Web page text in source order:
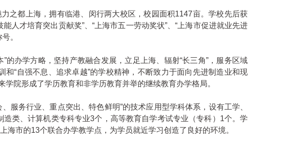
都上海，拥有临港、闵行两大校区，校园面积1147亩。学校先后获
人才培育突出贡献奖”、“上海市五一劳动奖状”、“上海市促进就业先进
。
办学方略，坚持产教融合发展，立足上海、辐射“长三角”，服务区域
和“自强不息、追求卓越”的学校精神，不断致力于面向先进制造业和现
院形成了学历教育和非学历教育并举的继续教育办学格局。
务行业、重点突出、特色鲜明”的技术应用型学科体系，设有工学、
类、计算机类专科专业3个，高等教育自学考试专业（专科）1个。学
海市的13个联合办学教学点，为学员就近学习创造了良好的环境。